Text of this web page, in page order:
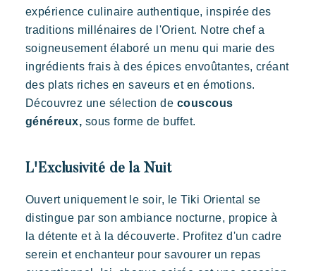
Kon Tiki
Un cadre idyllique au pied de la célèbre plage de Pampelonne
Nos offres
Nous contacter
Réserver
expérience culinaire authentique, inspirée des
traditions millénaires de l'Orient. Notre chef a
soigneusement élaboré un menu qui marie des
ingrédients frais à des épices envoûtantes, créant
des plats riches en saveurs et en émotions.
Découvrez une sélection de couscous
généreux, sous forme de buffet.
L'Exclusivité de la Nuit
Ouvert uniquement le soir, le Tiki Oriental se
distingue par son ambiance nocturne, propice à
la détente et à la découverte. Profitez d'un cadre
serein et enchanteur pour savourer un repas